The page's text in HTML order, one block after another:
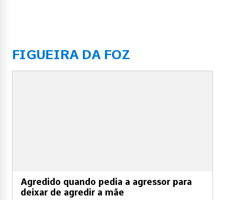
FIGUEIRA DA FOZ
Agredido quando pedia a agressor para
deixar de agredir a mãe